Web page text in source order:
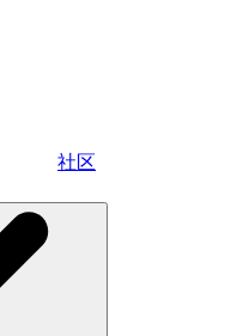
社区